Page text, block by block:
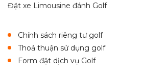
Đặt xe Limousine đánh Golf
Chính sách riêng tư golf
Thoả thuận sử dụng golf
Form đặt dịch vụ Golf